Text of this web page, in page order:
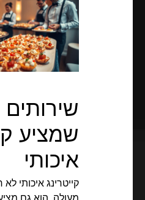
שירותים
שמציע
איכותי
קייטרינג איכותי
מעולה. הוא גם